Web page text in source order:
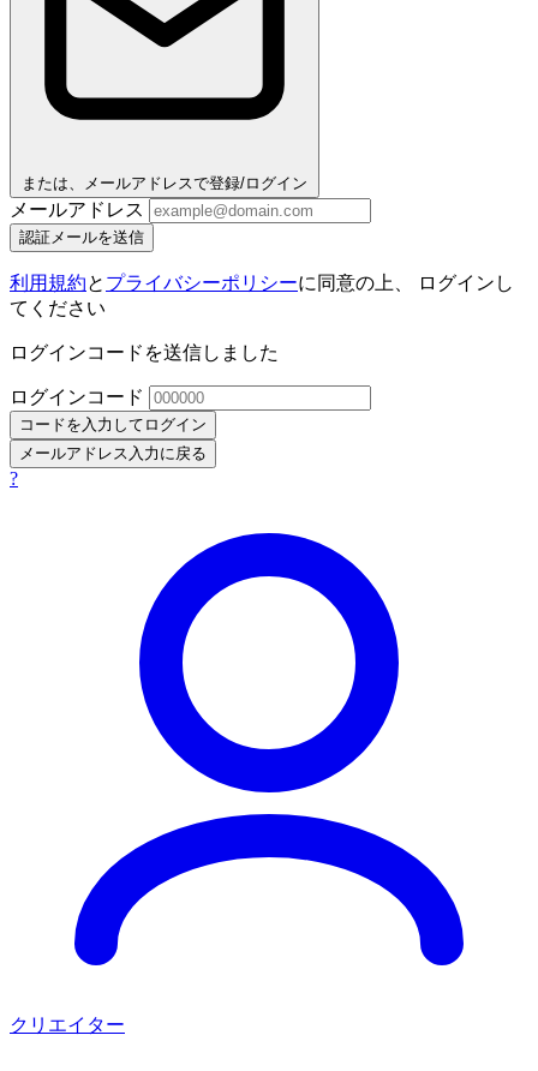
または、メールアドレスで登録/ログイン
メールアドレス
認証メールを送信
利用規約と プライバシーポリシーに同意の上、 ログインし
てください
ログインコードを送信しました
ログインコード
コードを入力してログイン
メールアドレス入力に戻る
?
クリエイター